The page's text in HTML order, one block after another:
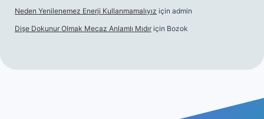
Neden Yenilenemez Enerji Kullanmamalıyız için admin
Dişe Dokunur Olmak Mecaz Anlamlı Mıdır için Bozok